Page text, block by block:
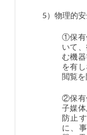
5）物理的
①保有
いて
む機
を有
閲覧を
②保有
子媒
防止
に、